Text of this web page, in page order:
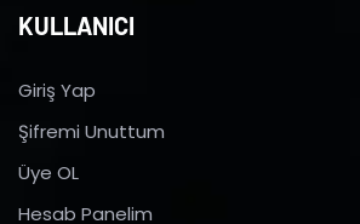
KULLANICI
Giriş Yap
Şifremi Unuttum
Üye OL
Hesab Panelim